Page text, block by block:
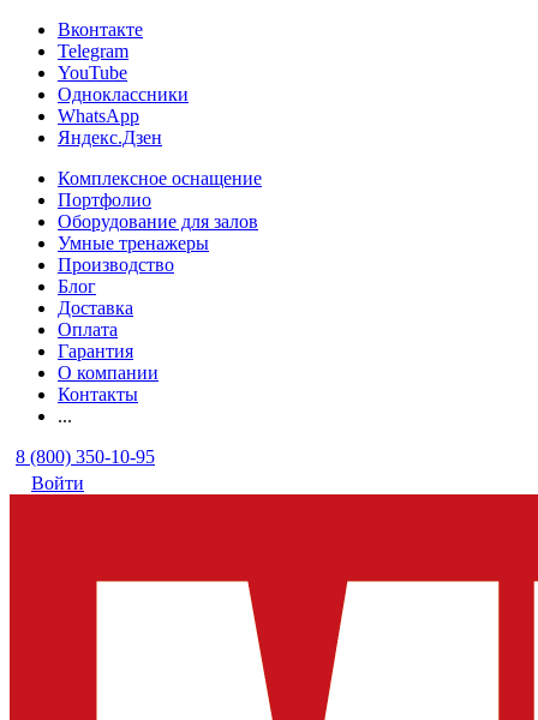
Вконтакте
Telegram
YouTube
Одноклассники
WhatsApp
Яндекс.Дзен
Комплексное оснащение
Портфолио
Оборудование для залов
Умные тренажеры
Производство
Блог
Доставка
Оплата
Гарантия
О компании
Контакты
...
8 (800) 350-10-95
Войти